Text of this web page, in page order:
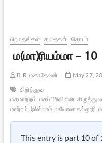
பிறமதங்கள் கதைகள் தொடர்
ம(மா)ரியம்மா – 10
B.R. மகாதேவன்
May 27,
கிறித்துவ
மதமாற்றம் மதப்பிரிவினை
மாற்றம் இஸ்லாம் லயோலா கல்லூரி
This entry is part 10 of